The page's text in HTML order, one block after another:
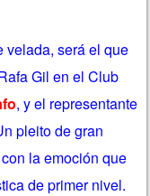
velada, será el que
Gil en el Club
, y el representante
pleito de gran
la emoción que
de primer nivel.